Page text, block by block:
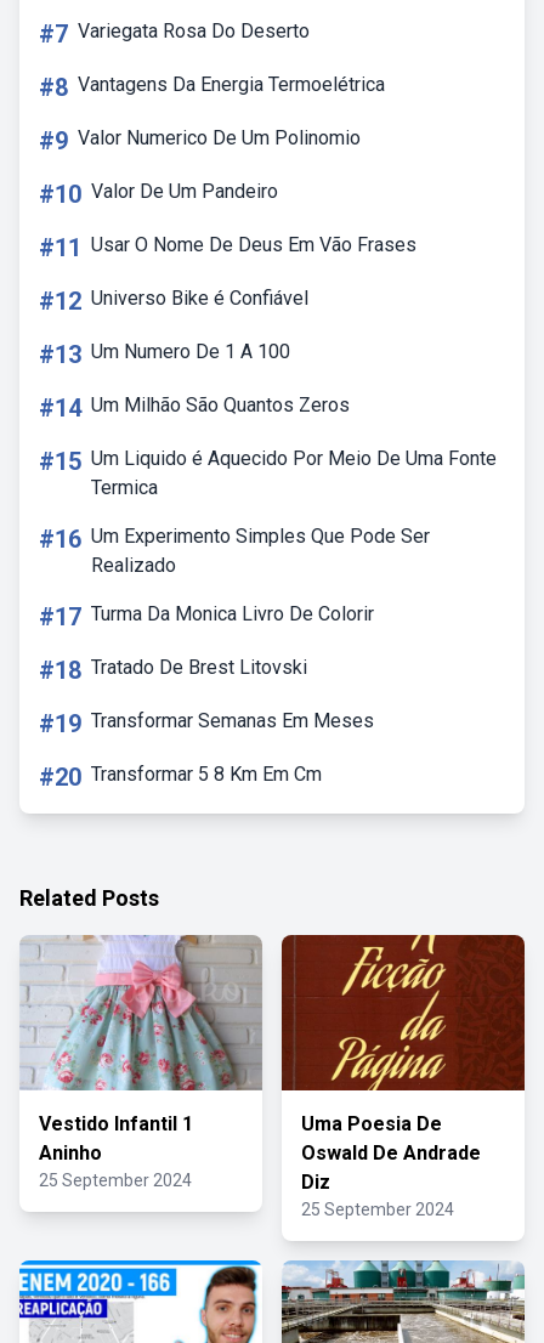
#7 Variegata Rosa Do Deserto
#8 Vantagens Da Energia Termoelétrica
#9 Valor Numerico De Um Polinomio
#10 Valor De Um Pandeiro
#11 Usar O Nome De Deus Em Vão Frases
#12 Universo Bike é Confiável
#13 Um Numero De 1 A 100
#14 Um Milhão São Quantos Zeros
#15 Um Liquido é Aquecido Por Meio De Uma Fonte
Termica
#16 Um Experimento Simples Que Pode Ser
Realizado
#17 Turma Da Monica Livro De Colorir
#18 Tratado De Brest Litovski
#19 Transformar Semanas Em Meses
#20 Transformar 5 8 Km Em Cm
Related Posts
Vestido Infantil 1
Aninho
25 September 2024
Uma Poesia De
Oswald De Andrade
Diz
25 September 2024